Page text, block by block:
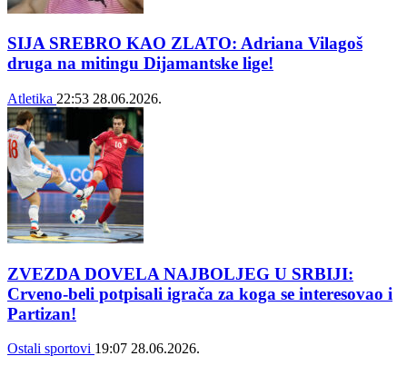
SIJA SREBRO KAO ZLATO: Adriana Vilagoš
druga na mitingu Dijamantske lige!
Atletika 22:53 28.06.2026.
ZVEZDA DOVELA NAJBOLJEG U SRBIJI:
Crveno-beli potpisali igrača za koga se interesovao i
Partizan!
Ostali sportovi 19:07 28.06.2026.